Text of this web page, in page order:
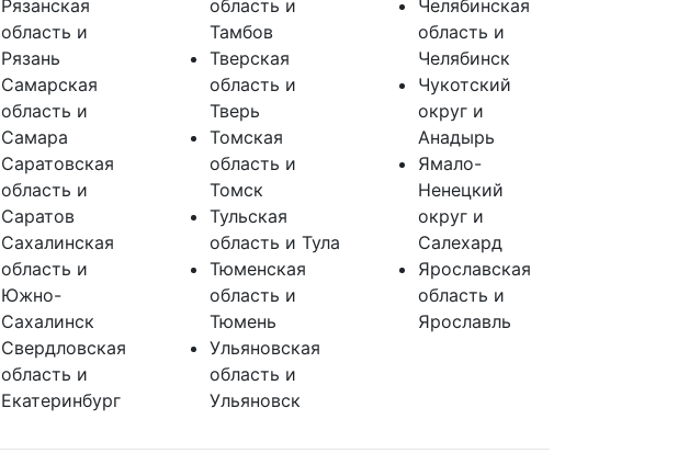
Рязанская
область и
Рязань
Самарская
область и
Самара
Саратовская
область и
Саратов
Сахалинская
область и
Южно-
Сахалинск
Свердловская
область и
Екатеринбург
область и
Тамбов
Тверская
область и
Тверь
Томская
область и
Томск
Тульская
область и Тула
Тюменская
область и
Тюмень
Ульяновская
область и
Ульяновск
Челябинская
область и
Челябинск
Чукотский
округ и
Анадырь
Ямало-
Ненецкий
округ и
Салехард
Ярославская
область и
Ярославль